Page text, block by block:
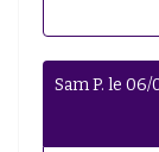
Sam P. le 06/